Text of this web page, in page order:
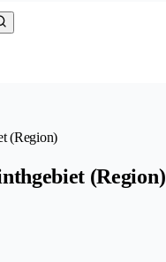
(Region)
(Region)